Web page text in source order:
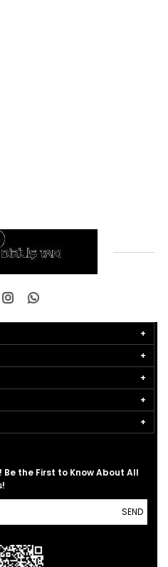
the First to Know About All
SEND